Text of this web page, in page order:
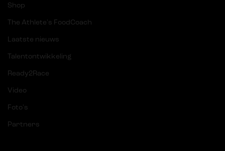
Shop
The Athlete's FoodCoach
Laatste nieuws
Talentontwikkeling
Ready2Race
Video
Foto's
Partners